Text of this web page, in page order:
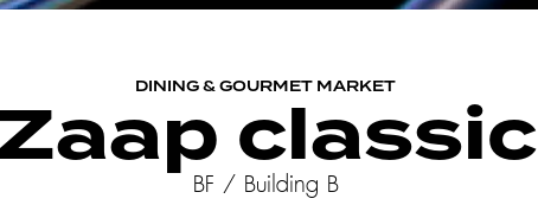
DINING & GOURMET MARKET
classic
BF / Building B